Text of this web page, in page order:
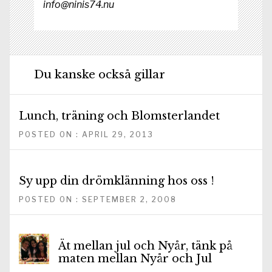
info@ninis74.nu
Du kanske också gillar
Lunch, träning och Blomsterlandet
POSTED ON : APRIL 29, 2013
Sy upp din drömklänning hos oss !
POSTED ON : SEPTEMBER 2, 2008
Ät mellan jul och Nyår, tänk på
maten mellan Nyår och Jul